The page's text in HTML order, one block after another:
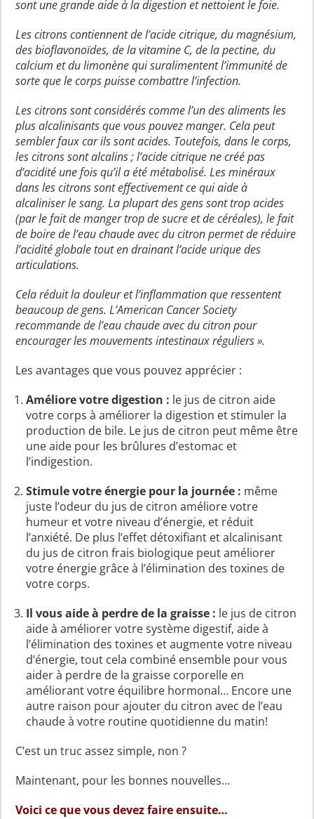
sont une grande aide à la digestion et nettoient le foie.
Les citrons contiennent de l’acide citrique, du magnésium,
des bioflavonoïdes, de la vitamine C, de la pectine, du
calcium et du limonène qui suralimentent l’immunité de
sorte que le corps puisse combattre l’infection.
Les citrons sont considérés comme l’un des aliments les
plus alcalinisants que vous pouvez manger. Cela peut
sembler faux car ils sont acides. Toutefois, dans le corps,
les citrons sont alcalins ; l’acide citrique ne créé pas
d’acidité une fois qu’il a été métabolisé. Les minéraux
dans les citrons sont effectivement ce qui aide à
alcaliniser le sang. La plupart des gens sont trop acides
(par le fait de manger trop de sucre et de céréales), le fait
de boire de l’eau chaude avec du citron permet de réduire
l’acidité globale tout en drainant l’acide urique des
articulations.
Cela réduit la douleur et l’inflammation que ressentent
beaucoup de gens. L’American Cancer Society
recommande de l’eau chaude avec du citron pour
encourager les mouvements intestinaux réguliers ».
Les avantages que vous pouvez apprécier :
Améliore votre digestion : le jus de citron aide
votre corps à améliorer la digestion et stimuler la
production de bile. Le jus de citron peut même être
une aide pour les brûlures d’estomac et
l’indigestion.
Stimule votre énergie pour la journée : même
juste l’odeur du jus de citron améliore votre
humeur et votre niveau d’énergie, et réduit
l’anxiété. De plus l’effet détoxifiant et alcalinisant
du jus de citron frais biologique peut améliorer
votre énergie grâce à l’élimination des toxines de
votre corps.
Il vous aide à perdre de la graisse : le jus de citron
aide à améliorer votre système digestif, aide à
l’élimination des toxines et augmente votre niveau
d’énergie, tout cela combiné ensemble pour vous
aider à perdre de la graisse corporelle en
améliorant votre équilibre hormonal… Encore une
autre raison pour ajouter du citron avec de l’eau
chaude à votre routine quotidienne du matin!
C’est un truc assez simple, non ?
Maintenant, pour les bonnes nouvelles…
Voici ce que vous devez faire ensuite…